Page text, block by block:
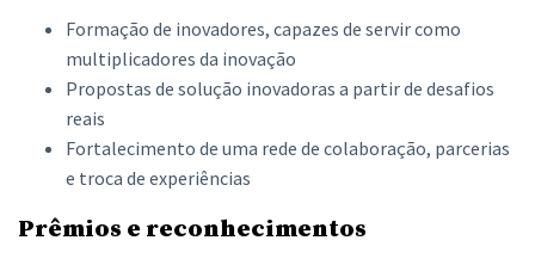
Formação de inovadores, capazes de servir como
multiplicadores da inovação
Propostas de solução inovadoras a partir de desafios
reais
Fortalecimento de uma rede de colaboração, parcerias
e troca de experiências
Prêmios e reconhecimentos